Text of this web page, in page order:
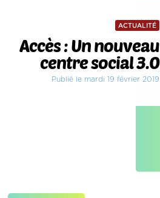
ACTUALITÉ
Accès : Un nouveau
centre social 3.0
Publié le mardi 19 février 2019